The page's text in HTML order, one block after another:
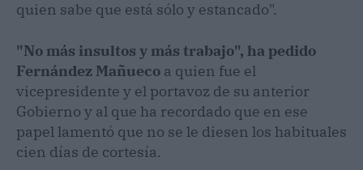
quien sabe que está sólo y estancado".
"No más insultos y más trabajo", ha pedido
Fernández Mañueco a quien fue el
vicepresidente y el portavoz de su anterior
Gobierno y al que ha recordado que en ese
papel lamentó que no se le diesen los habituales
cien días de cortesía.